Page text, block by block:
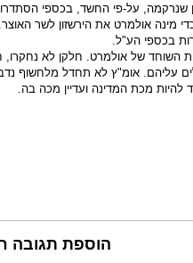
על-פי החשד, בכספי
אולמרט את הירשזון לשר
בכספי הע"ל.
של אולמרט. חלקן לא נחקרו,
עליהם. אומ"ץ לא תחדל מלחשוף
מכת המדינה ועדיין מכה בה.
הוספת תגובה